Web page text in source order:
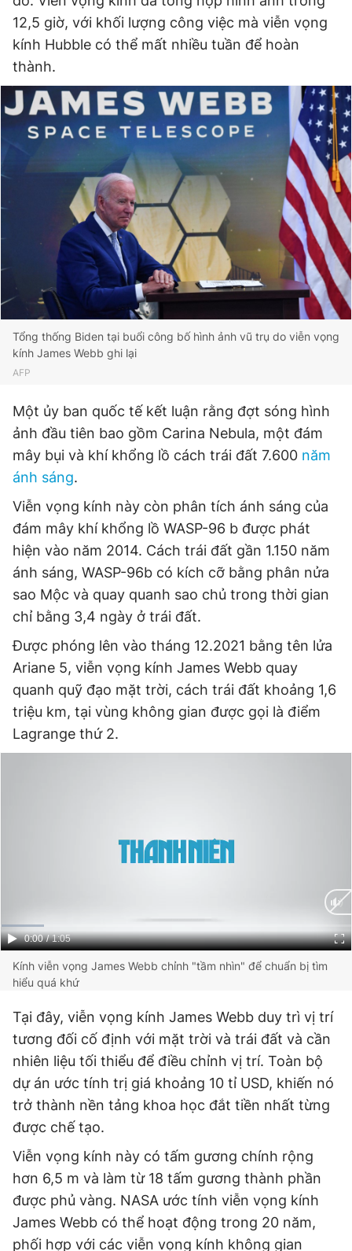
12,5 giờ, với khối lượng công việc mà viễn vọng
kính Hubble có thể mất nhiều tuần để hoàn
thành.
Tổng thống Biden tại buổi công bố hình ảnh vũ trụ do viễn vọng
kính James Webb ghi lại
AFP
Một ủy ban quốc tế kết luận rằng đợt sóng hình
ảnh đầu tiên bao gồm Carina Nebula, một đám
mây bụi và khí khổng lồ cách trái đất 7.600 năm
ánh sáng.
Viễn vọng kính này còn phân tích ánh sáng của
đám mây khí khổng lồ WASP-96 b được phát
hiện vào năm 2014. Cách trái đất gần 1.150 năm
ánh sáng, WASP-96b có kích cỡ bằng phân nửa
sao Mộc và quay quanh sao chủ trong thời gian
chỉ bằng 3,4 ngày ở trái đất.
Được phóng lên vào tháng 12.2021 bằng tên lửa
Ariane 5, viễn vọng kính James Webb quay
quanh quỹ đạo mặt trời, cách trái đất khoảng 1,6
triệu km, tại vùng không gian được gọi là điểm
Lagrange thứ 2.
Current
Time
0:00 / Duration
1:05
Kính viễn vọng James Webb chỉnh "tầm nhìn" để chuẩn bị tìm
hiểu quá khứ
Tại đây, viễn vọng kính James Webb duy trì vị trí
tương đối cố định với mặt trời và trái đất và cần
nhiên liệu tối thiểu để điều chỉnh vị trí. Toàn bộ
dự án ước tính trị giá khoảng 10 tỉ USD, khiến nó
trở thành nền tảng khoa học đắt tiền nhất từng
được chế tạo.
Viễn vọng kính này có tấm gương chính rộng
hơn 6,5 m và làm từ 18 tấm gương thành phần
được phủ vàng. NASA ước tính viễn vọng kính
James Webb có thể hoạt động trong 20 năm,
phối hợp với các viễn vọng kính không gian